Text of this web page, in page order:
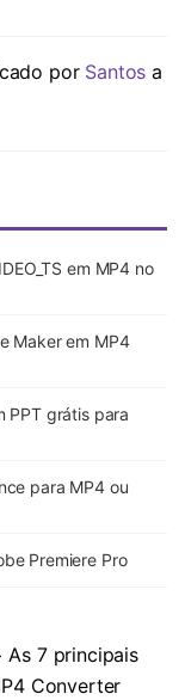
por Santos a
em MP4 no
Maker em MP4
PPT grátis para
para MP4 ou
Premiere Pro
As 7 principais
Converter